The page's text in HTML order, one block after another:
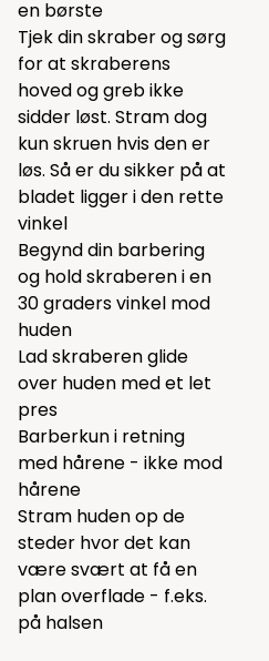
en børste
Tjek din skraber og sørg
for at skraberens
hoved og greb ikke
sidder løst. Stram dog
kun skruen hvis den er
løs. Så er du sikker på at
bladet ligger i den rette
vinkel
Begynd din barbering
og hold skraberen i en
30 graders vinkel mod
huden
Lad skraberen glide
over huden med et let
pres
Barberkun i retning
med hårene - ikke mod
hårene
Stram huden op de
steder hvor det kan
være svært at få en
plan overflade - f.eks.
på halsen